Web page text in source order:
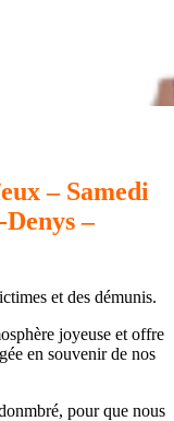
– Samedi
–
et des démunis.
joyeuse et offre
en souvenir de nos
pour que nous